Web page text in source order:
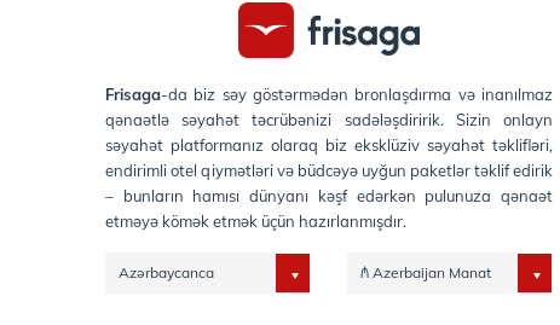
Frisaga-da biz səy göstərmədən bronlaşdırma və inanılmaz
qənaətlə səyahət təcrübənizi sadələşdiririk. Sizin onlayn
səyahət platformanız olaraq biz eksklüziv səyahət təklifləri,
endirimli otel qiymətləri və büdcəyə uyğun paketlər təklif edirik
– bunların hamısı dünyanı kəşf edərkən pulunuza qənaət
etməyə kömək etmək üçün hazırlanmışdır.
Azərbaycanca ₼ Azerbaijan Manat